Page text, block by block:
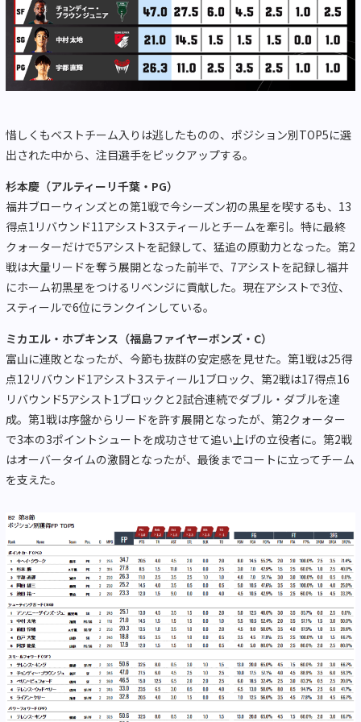
惜しくもベストチーム入りは逃したものの、ポジション別TOP5に選
出された中から、注目選手をピックアップする。
杉本慶（アルティーリ千葉・PG）
福井ブローウィンズとの第1戦で今シーズン初の黒星を喫するも、13
得点1リバウンド11アシスト3スティールとチームを牽引。特に最終
クォーターだけで5アシストを記録して、猛追の原動力となった。第2
戦は大量リードを奪う展開となった前半で、7アシストを記録し福井
にホーム初黒星をつけるリベンジに貢献した。現在アシストで3位、
スティールで6位にランクインしている。
ミカエル・ホプキンス（福島ファイヤーボンズ・C）
富山に連敗となったが、今節も抜群の安定感を見せた。第1戦は25得
点12リバウンド1アシスト3スティール1ブロック、第2戦は17得点16
リバウンド5アシスト1ブロックと2試合連続でダブル・ダブルを達
成。第1戦は序盤からリードを許す展開となったが、第2クォーター
で3本の3ポイントシュートを成功させて追い上げの立役者に。第2戦
はオーバータイムの激闘となったが、最後までコートに立ってチーム
を支えた。